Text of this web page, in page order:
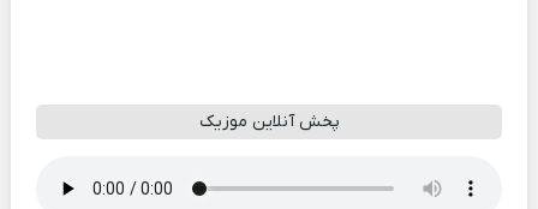
پخش آنلاین موزیک